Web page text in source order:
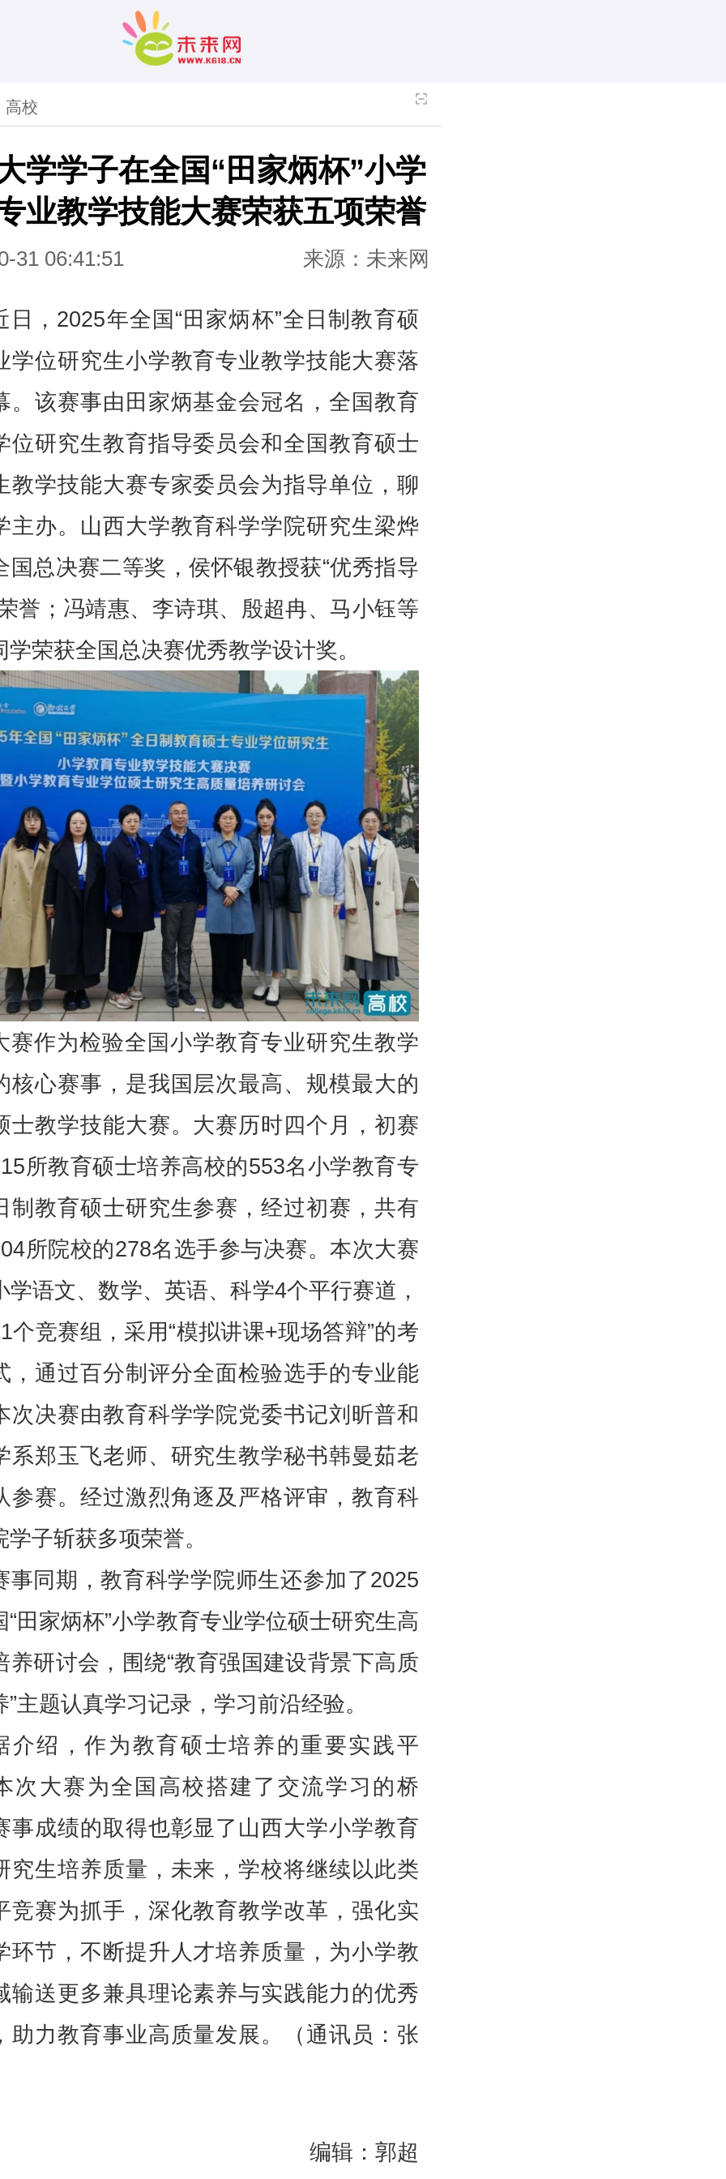
高校
学学子在全国“田家炳杯”小学
业教学技能大赛荣获五项荣誉
31 06:41:51 来源：未来网
日，2025年全国“田家炳杯”全日制教育硕
学位研究生小学教育专业教学技能大赛落
。该赛事由田家炳基金会冠名，全国教育
位研究生教育指导委员会和全国教育硕士
教学技能大赛专家委员会为指导单位，聊
主办。山西大学教育科学学院研究生梁烨
国总决赛二等奖，侯怀银教授获“优秀指导
誉；冯靖惠、李诗琪、殷超冉、马小钰等
学荣获全国总决赛优秀教学设计奖。
赛作为检验全国小学教育专业研究生教学
核心赛事，是我国层次最高、规模最大的
士教学技能大赛。大赛历时四个月，初赛
所教育硕士培养高校的553名小学教育专
制教育硕士研究生参赛，经过初赛，共有
所院校的278名选手参与决赛。本次大赛
学语文、数学、英语、科学4个平行赛道，
个竞赛组，采用“模拟讲课+现场答辩”的考
，通过百分制评分全面检验选手的专业能
次决赛由教育科学学院党委书记刘昕普和
系郑玉飞老师、研究生教学秘书韩曼茹老
参赛。经过激烈角逐及严格评审，教育科
学子斩获多项荣誉。
事同期，教育科学学院师生还参加了2025
“田家炳杯”小学教育专业学位硕士研究生高
养研讨会，围绕“教育强国建设背景下高质
”主题认真学习记录，学习前沿经验。
介绍，作为教育硕士培养的重要实践平
次大赛为全国高校搭建了交流学习的桥
事成绩的取得也彰显了山西大学小学教育
究生培养质量，未来，学校将继续以此类
竞赛为抓手，深化教育教学改革，强化实
环节，不断提升人才培养质量，为小学教
输送更多兼具理论素养与实践能力的优秀
助力教育事业高质量发展。（通讯员：张
编辑：郭超